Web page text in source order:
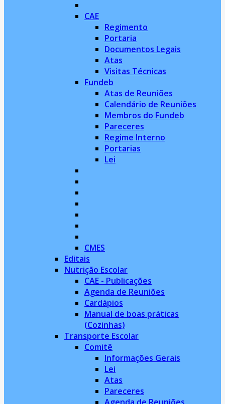
CAE
Regimento
Portaria
Documentos Legais
Atas
Visitas Técnicas
Fundeb
Atas de Reuniões
Calendário de Reuniões
Membros do Fundeb
Pareceres
Regime Interno
Portarias
Lei
CMES
Editais
Nutrição Escolar
CAE - Publicações
Agenda de Reuniões
Cardápios
Manual de boas práticas
(Cozinhas)
Transporte Escolar
Comitê
Informações Gerais
Lei
Atas
Pareceres